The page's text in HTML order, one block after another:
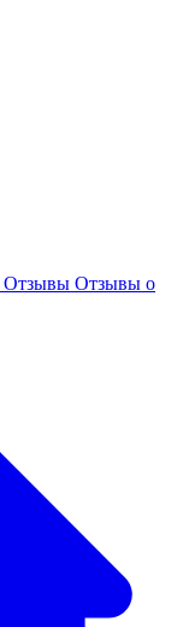
Отзывы Отзывы о